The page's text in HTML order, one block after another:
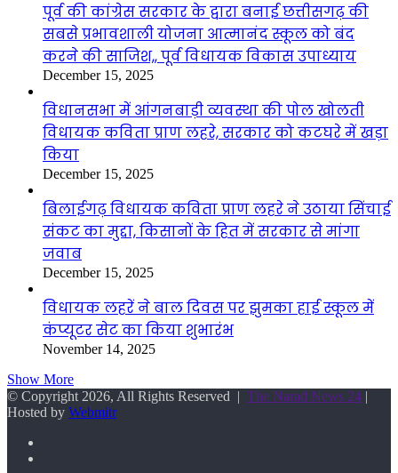
पूर्व की कांग्रेस सरकार के द्वारा बनाई छत्तीसगढ़ की
सबसे प्रभावशाली योजना आत्मानंद स्कूल को बंद
करने की साजिश,, पूर्व विधायक विकास उपाध्याय
December 15, 2025
विधानसभा में आंगनबाड़ी व्यवस्था की पोल खोलती
विधायक कविता प्राण लहरे, सरकार को कटघरे में खड़ा
किया
December 15, 2025
बिलाईगढ़ विधायक कविता प्राण लहरे ने उठाया सिंचाई
संकट का मुद्दा, किसानों के हित में सरकार से मांगा
जवाब
December 15, 2025
विधायक लहरें ने बाल दिवस पर झुमका हाई स्कूल में
कंप्यूटर सेट का किया शुभारंभ
November 14, 2025
Show More
© Copyright 2026, All Rights Reserved | The Narad News 24 |
Hosted by Webmitr